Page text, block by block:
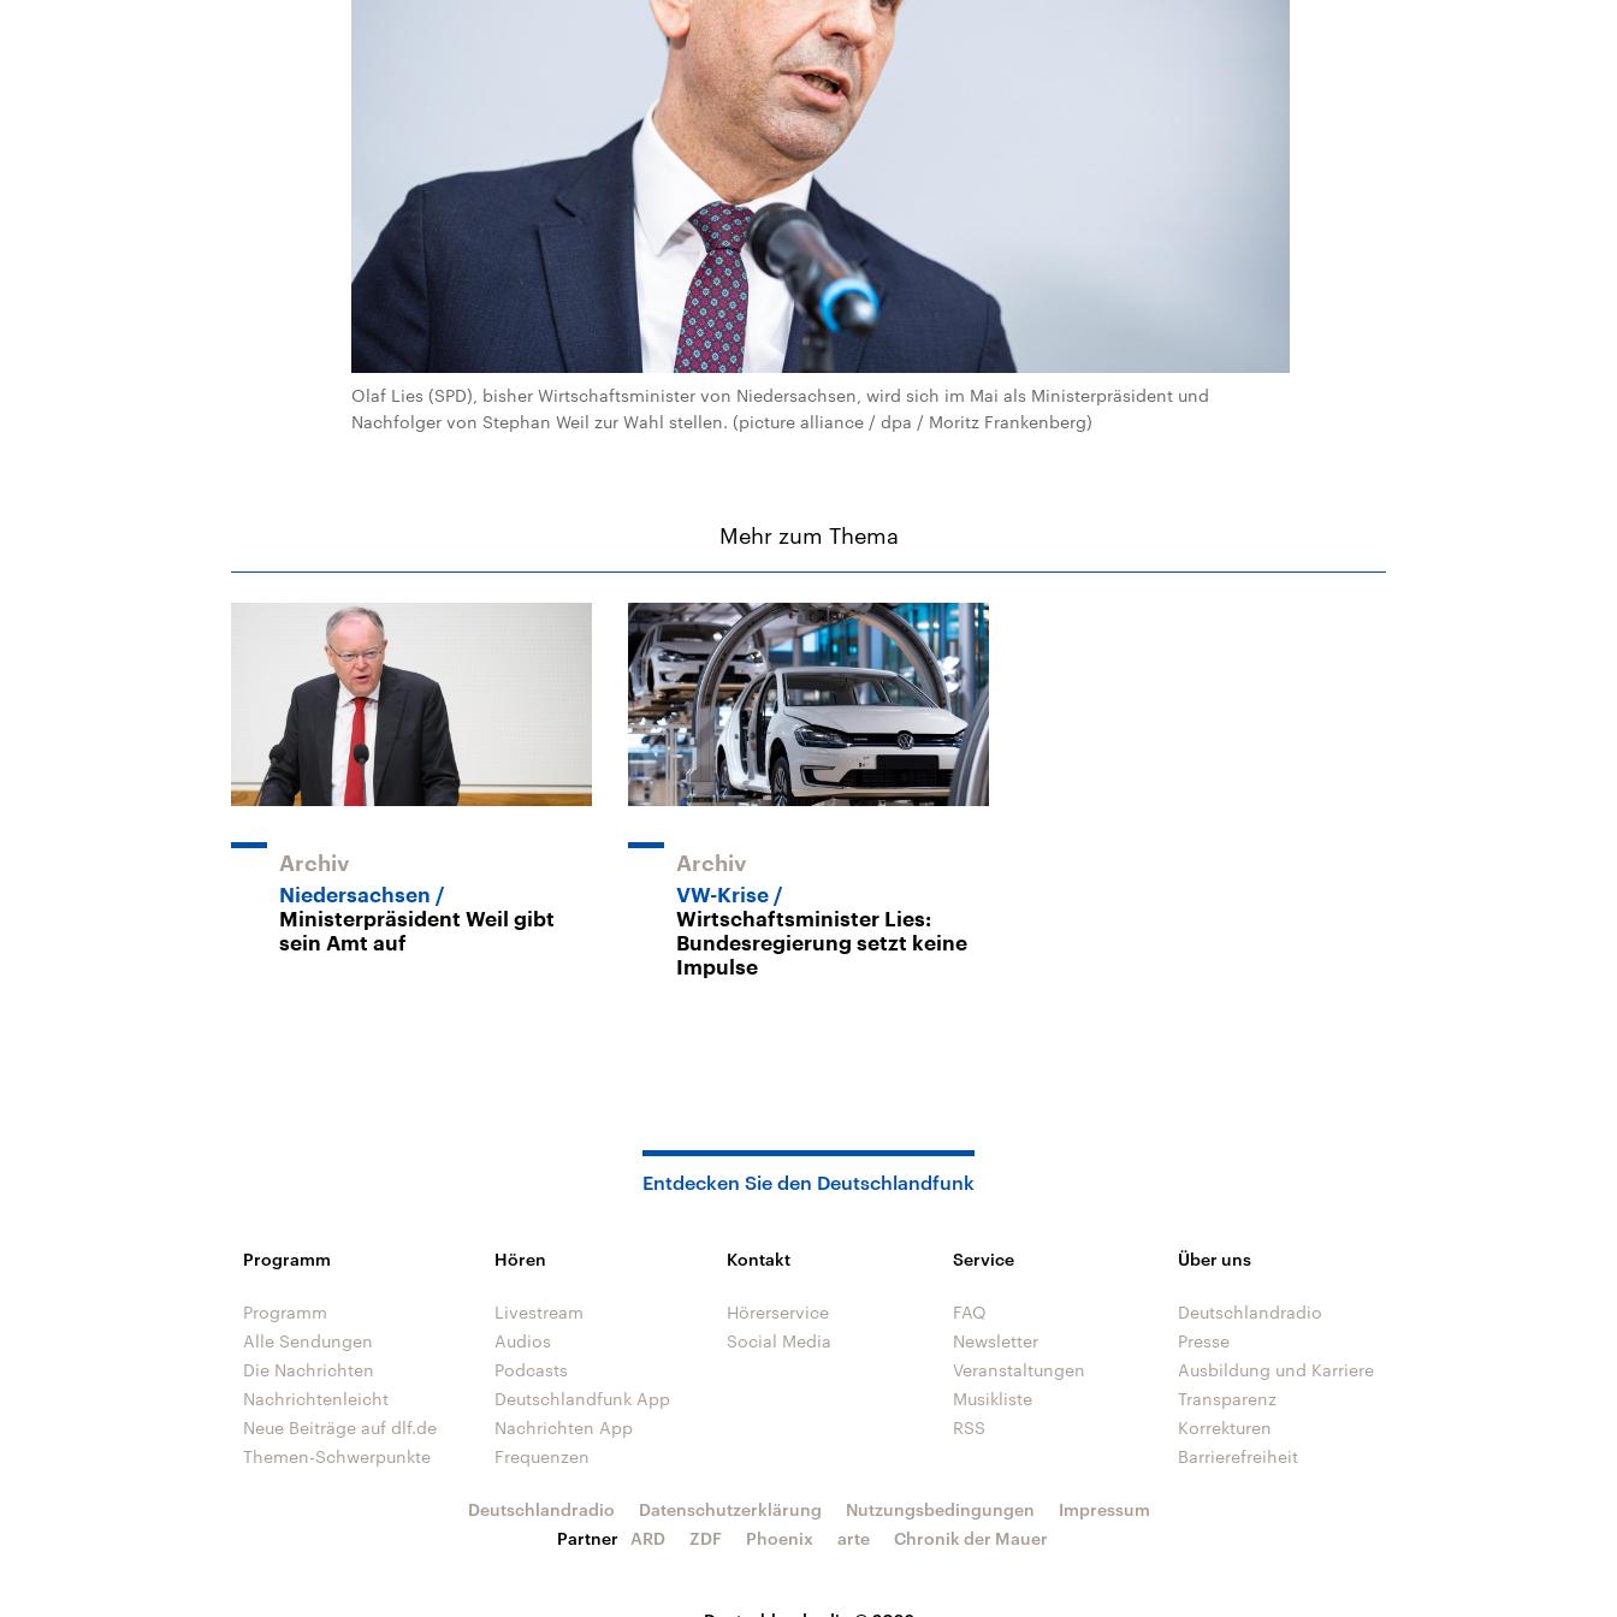
Olaf Lies (SPD), bisher Wirtschaftsminister von Niedersachsen, wird sich im Mai als Ministerpräsident und
Nachfolger von Stephan Weil zur Wahl stellen. (picture alliance / dpa / Moritz Frankenberg)
Mehr zum Thema
Archiv
Niedersachsen
Ministerpräsident Weil gibt
sein Amt auf
Archiv
VW-Krise
Wirtschaftsminister Lies:
Bundesregierung setzt keine
Impulse
Entdecken Sie den Deutschlandfunk
Programm
Programm
Alle Sendungen
Die Nachrichten
Nachrichtenleicht
Neue Beiträge auf dlf.de
Themen-Schwerpunkte
Hören
Livestream
Audios
Podcasts
Deutschlandfunk App
Nachrichten App
Frequenzen
Kontakt
Hörerservice
Social Media
Service
FAQ
Newsletter
Veranstaltungen
Musikliste
RSS
Über uns
Deutschlandradio
Presse
Ausbildung und Karriere
Transparenz
Korrekturen
Barrierefreiheit
Deutschlandradio Datenschutzerklärung Nutzungsbedingungen
Impressum
Partner
ARD ZDF Phoenix arte Chronik der Mauer